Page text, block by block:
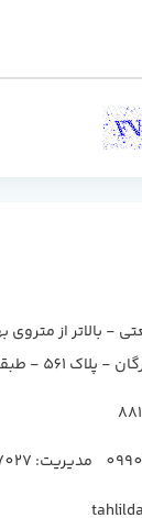
- بالاتر از متروی
طبقه2 - واحد7
مدیریت: 09039737027